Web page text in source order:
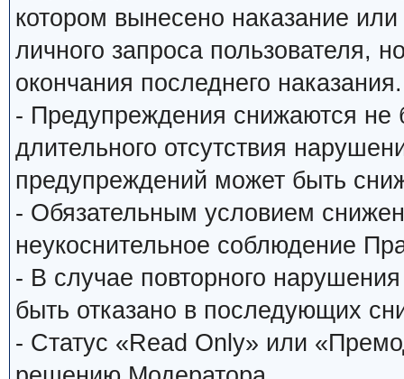
котором вынесено наказание
личного запроса пользователя,
окончания последнего наказания.
- Предупреждения снижаются
длительного отсутствия
предупреждений может быть
- Обязательным условием
неукоснительное соблюдение
- В случае повторного
быть отказано в последующих
- Статус «Read Only» или